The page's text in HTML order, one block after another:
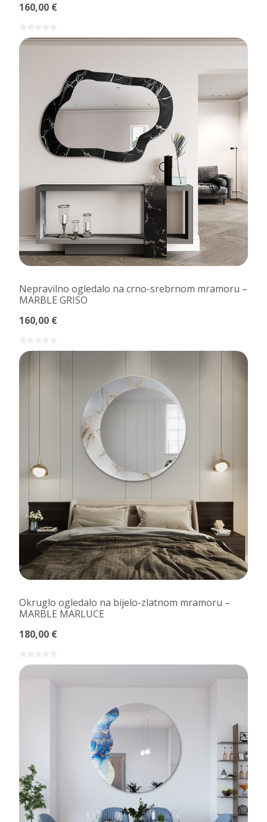
160,00 €
Nepravilno ogledalo na crno-srebrnom mramoru –
MARBLE GRISO
160,00 €
Okruglo ogledalo na bijelo-zlatnom mramoru –
MARBLE MARLUCE
180,00 €